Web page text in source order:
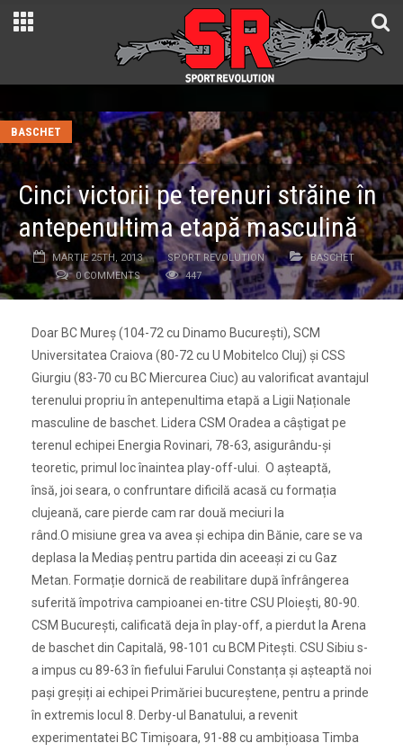
BASCHET
Cinci victorii pe terenuri străine în
antepenultima etapă masculină
MARTIE 25TH, 2013 SPORT REVOLUTION
BASCHET
0 COMMENTS
447
Doar BC Mureș (104-72 cu Dinamo București), SCM
Universitatea Craiova (80-72 cu U Mobitelco Cluj) și CSS
Giurgiu (83-70 cu BC Miercurea Ciuc) au valorificat avantajul
terenului propriu în antepenultima etapă a Ligii Naționale
masculine de baschet. Lidera CSM Oradea a câștigat pe
terenul echipei Energia Rovinari, 78-63, asigurându-și
teoretic, primul loc înaintea play-off-ului. O așteaptă,
însă, joi seara, o confruntare dificilă acasă cu formația
clujeană, care pierde cam rar două meciuri la
rând.O misiune grea va avea și echipa din Bănie, care se va
deplasa la Mediaș pentru partida din aceeași zi cu Gaz
Metan. Formație dornică de reabilitare după înfrângerea
suferită împotriva campioanei en-titre CSU Ploiești, 80-90.
CSM București, calificată deja în play-off, a pierdut la Arena
de baschet din Capitală, 98-101 cu BCM Pitești. CSU Sibiu s-
a impus cu 89-63 în fiefului Farului Constanța și așteaptă noi
pași greșiți ai echipei Primăriei bucureștene, pentru a prinde
în extremis locul 8. Derby-ul Banatului, a revenit
experimentatei BC Timișoara, 91-88 cu ambițioasa Timba